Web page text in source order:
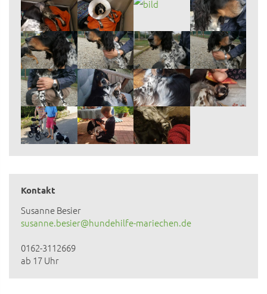
Kontakt
Susanne Besier
susanne.besier@hundehilfe-mariechen.de
0162-3112669
ab 17 Uhr